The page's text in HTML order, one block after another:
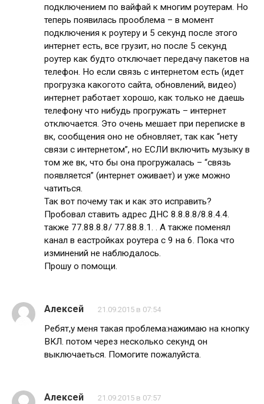
подключением по вайфай к многим роутерам. Но
теперь появилась прооблема – в момент
подключения к роутеру и 5 секунд после этого
интернет есть, все грузит, но после 5 секунд
роутер как будто отключает передачу пакетов на
телефон. Но если связь с интернетом есть (идет
прогрузка какогото сайта, обновлений, видео)
интернет работает хорошо, как только не даешь
телефону что нибудь прогружать – интернет
отключается. Это очень мешает при переписке в
вк, сообщения оно не обновляет, так как “нету
связи с интернетом”, но ЕСЛИ включить музыку в
том же вк, что бы она прогружалась – “связь
появляется” (интернет оживает) и уже можно
чатиться.
Так вот почему так и как это исправить?
Пробовал ставить адрес ДНС 8.8.8.8/8.8.4.4.
также 77.88.8.8/ 77.88.8.1. . А также поменял
канал в еастройках роутера с 9 на 6. Пока что
изминений не наблюдалось.
Прошу о помощи.
Алексей 21.09.2015 в 07:54
Ребят,у меня такая проблема:нажимаю на кнопку
ВКЛ. потом через несколько секунд он
выключаеться. Помогите пожалуйста.
Алексей 21.09.2015 в 07:57